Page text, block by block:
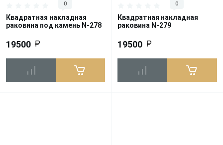
0
Квадратная накладная
раковина под камень N-278
19500
0
Квадратная накладная
раковина N-279
19500